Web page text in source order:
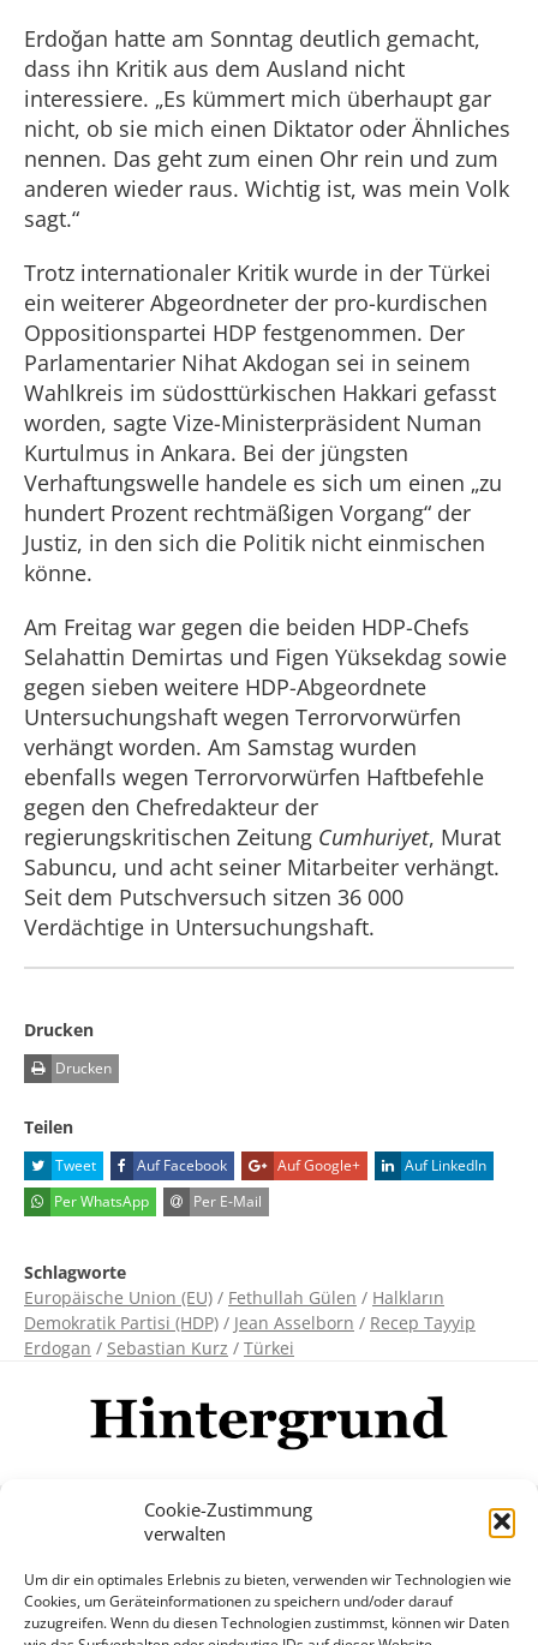
Cookie-Zustimmung
verwalten
Um dir ein optimales Erlebnis zu bieten, verwenden wir Technologien wie
Cookies, um Geräteinformationen zu speichern und/oder darauf
zuzugreifen. Wenn du diesen Technologien zustimmst, können wir Daten
Erdoğan hatte am Sonntag deutlich gemacht,
dass ihn Kritik aus dem Ausland nicht
interessiere. „Es kümmert mich überhaupt gar
nicht, ob sie mich einen Diktator oder Ähnliches
nennen. Das geht zum einen Ohr rein und zum
anderen wieder raus. Wichtig ist, was mein Volk
sagt.“
Trotz internationaler Kritik wurde in der Türkei
ein weiterer Abgeordneter der pro-kurdischen
Oppositionspartei HDP festgenommen. Der
Parlamentarier Nihat Akdogan sei in seinem
Wahlkreis im südosttürkischen Hakkari gefasst
worden, sagte Vize-Ministerpräsident Numan
Kurtulmus in Ankara. Bei der jüngsten
Verhaftungswelle handele es sich um einen „zu
hundert Prozent rechtmäßigen Vorgang“ der
Justiz, in den sich die Politik nicht einmischen
könne.
Am Freitag war gegen die beiden HDP-Chefs
Selahattin Demirtas und Figen Yüksekdag sowie
gegen sieben weitere HDP-Abgeordnete
Untersuchungshaft wegen Terrorvorwürfen
verhängt worden. Am Samstag wurden
ebenfalls wegen Terrorvorwürfen Haftbefehle
gegen den Chefredakteur der
regierungskritischen Zeitung Cumhuriyet, Murat
Sabuncu, und acht seiner Mitarbeiter verhängt.
Seit dem Putschversuch sitzen 36 000
Verdächtige in Untersuchungshaft.
Drucken
Drucken
Teilen
Tweet Auf Facebook Auf Google+
Auf LinkedIn
Per WhatsApp
Per E-Mail
Schlagworte
Europäische Union (EU) / Fethullah Gülen / Halkların
Demokratik Partisi (HDP) / Jean Asselborn / Recep Tayyip
Erdogan / Sebastian Kurz / Türkei
Mehr